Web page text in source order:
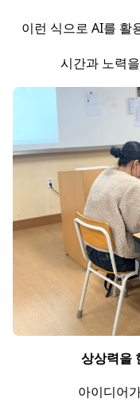
이런 식으로 AI를 활
시간과 노력
상상력을
아이디어